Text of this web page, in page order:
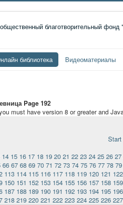
библиотека Видеоматериалы
Page 192
must have version 8 or greater and
Start
14 15 16 17 18 19 20 21 22 23 24 25 26 27
66 67 68 69 70 71 72 73 74 75 76 77 78 79
113 114 115 116 117 118 119 120 121 122
150 151 152 153 154 155 156 157 158 159
187 188 189 190 191 192 193 194 195 196
218 219 220 221 222 223 224 225 226 227